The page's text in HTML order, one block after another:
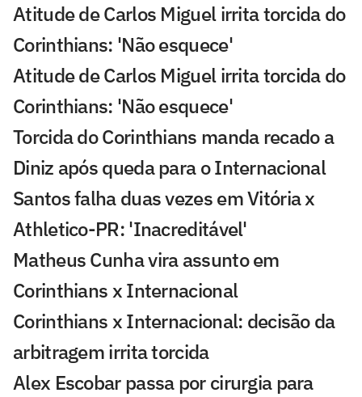
Atitude de Carlos Miguel irrita torcida do
Corinthians: 'Não esquece'
Atitude de Carlos Miguel irrita torcida do
Corinthians: 'Não esquece'
Torcida do Corinthians manda recado a
Diniz após queda para o Internacional
Santos falha duas vezes em Vitória x
Athletico-PR: 'Inacreditável'
Matheus Cunha vira assunto em
Corinthians x Internacional
Corinthians x Internacional: decisão da
arbitragem irrita torcida
Alex Escobar passa por cirurgia para